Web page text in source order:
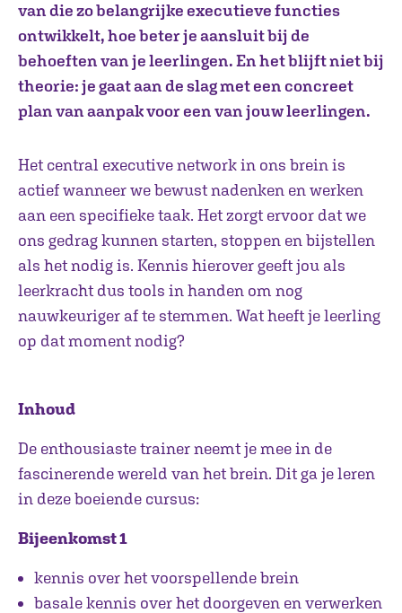
van die zo belangrijke executieve functies
ontwikkelt, hoe beter je aansluit bij de
behoeften van je leerlingen. En het blijft niet bij
theorie: je gaat aan de slag met een concreet
plan van aanpak voor een van jouw leerlingen.
Het central executive network in ons brein is
actief wanneer we bewust nadenken en werken
aan een specifieke taak. Het zorgt ervoor dat we
ons gedrag kunnen starten, stoppen en bijstellen
als het nodig is. Kennis hierover geeft jou als
leerkracht dus tools in handen om nog
nauwkeuriger af te stemmen. Wat heeft je leerling
op dat moment nodig?
Inhoud
De enthousiaste trainer neemt je mee in de
fascinerende wereld van het brein. Dit ga je leren
in deze boeiende cursus:
Bijeenkomst 1
kennis over het voorspellende brein
basale kennis over het doorgeven en verwerken